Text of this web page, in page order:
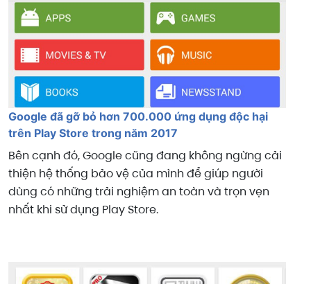
Google đã gỡ bỏ hơn 700.000 ứng dụng độc hại
trên Play Store trong năm 2017
Bên cạnh đó, Google cũng đang không ngừng cải
thiện hệ thống bảo vệ của mình để giúp người
dùng có những trải nghiệm an toàn và trọn vẹn
nhất khi sử dụng Play Store.